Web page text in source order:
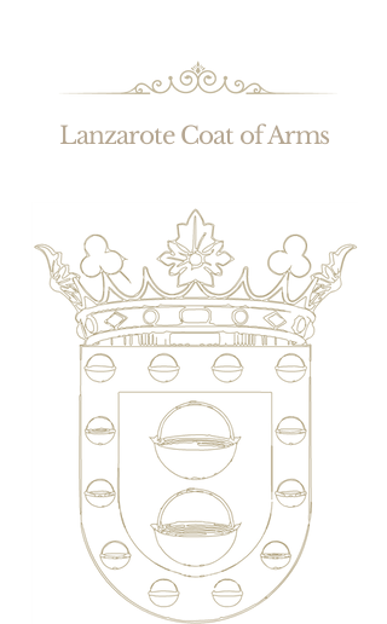
Lanzarote Coat of Arms